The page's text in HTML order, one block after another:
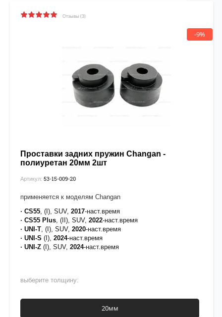
Отзывы (3)
-9%
Проставки задних пружин Changan -
полиуретан 20мм 2шт
Артикул: 53-15-009-20
применяется к моделям Changan
· CS55 , (I), SUV, 2017-наст.время
· CS55 Plus , (II), SUV, 2022-наст.время
· UNI-T , (I), SUV, 2020-наст.время
· UNI-S (I), 2024-наст.время
· UNI-Z (I), SUV, 2024-наст.время
выберите толщину:
20мм